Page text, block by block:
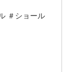
＃ショール